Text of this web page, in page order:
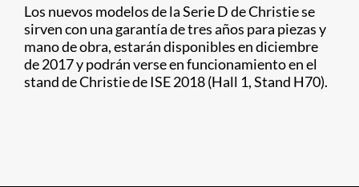
Los nuevos modelos de la Serie D de Christie se
sirven con una garantía de tres años para piezas y
mano de obra, estarán disponibles en diciembre
de 2017 y podrán verse en funcionamiento en el
stand de Christie de ISE 2018 (Hall 1, Stand H70).​​